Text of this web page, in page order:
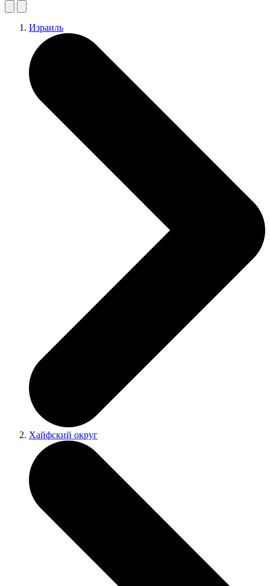
Израиль
Хайфский округ